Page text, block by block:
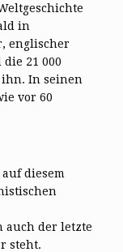
in
englischer
21 000
ihn. In seinen
vor 60
diesem
auch der letzte
steht.